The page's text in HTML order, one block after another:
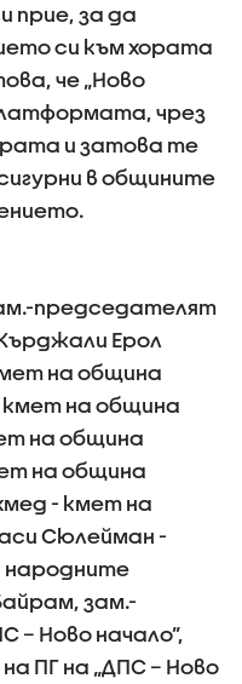
прие, за да
си към хората
че „Ново
чрез
и затова те
в общините
председателят
Ерол
на община
кмет на община
на община
на община
- кмет на
Сюлейман -
народните
зам.-
– Ново начало”,
ПГ на „ДПС – Ново